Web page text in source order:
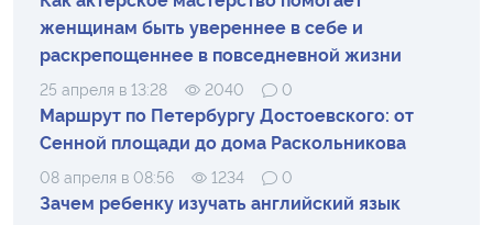
женщинам быть увереннее в себе и
раскрепощеннее в повседневной жизни
25 апреля в 13:28 2040 0
Маршрут по Петербургу Достоевского: от
Сенной площади до дома Раскольникова
08 апреля в 08:56 1234 0
Зачем ребенку изучать английский язык